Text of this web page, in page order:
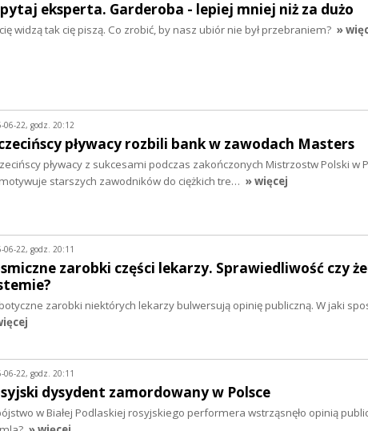
eksperta. Garderoba - lepiej mniej niż za dużo
cię widzą tak cię piszą. Co zrobić, by nasz ubiór nie był przebraniem? »
06-22, godz. 20:12
pływacy rozbili bank w zawodach Masters
pływacy z sukcesami podczas zakończonych Mistrzostw Polski w
starszych zawodników do ciężkich tre… » więcej
06-22, godz. 20:11
zarobki części lekarzy. Sprawiedliwość czy
zarobki niektórych lekarzy bulwersują opinię publiczną. W jaki
06-22, godz. 20:11
dysydent zamordowany w Polsce
w Białej Podlaskiej rosyjskiego performera wstrząsnęło opinią